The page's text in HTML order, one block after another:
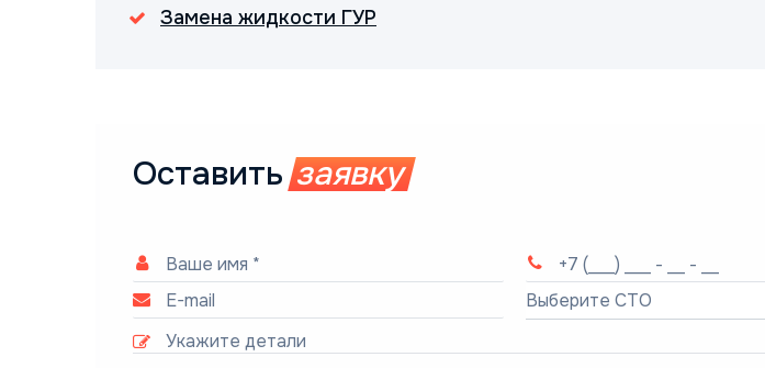
Замена жидкости ГУР
Оставить заявку
Выберите СТО